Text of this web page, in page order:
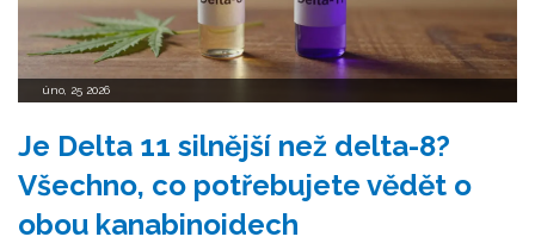
úno, 25 2026
Je Delta 11 silnější než delta-8?
Všechno, co potřebujete vědět o
obou kanabinoidech